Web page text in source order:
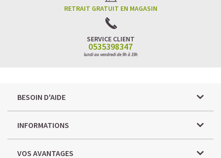
RETRAIT GRATUIT EN MAGASIN
SERVICE CLIENT
0535398347
lundi au vendredi de 9h à 19h
BESOIN D'AIDE
INFORMATIONS
VOS AVANTAGES